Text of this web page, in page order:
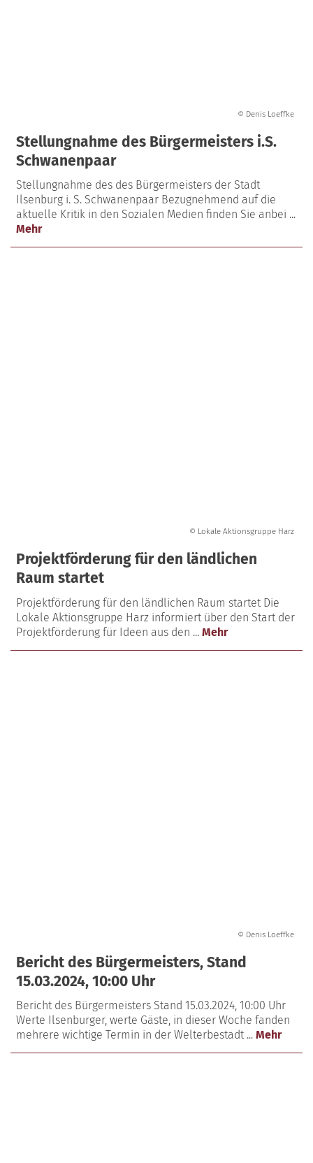
© Denis Loeffke
Stellungnahme des Bürgermeisters i.S.
Schwanenpaar
Stellungnahme des des Bürgermeisters der Stadt
Ilsenburg i. S. Schwanenpaar Bezugnehmend auf die
aktuelle Kritik in den Sozialen Medien finden Sie anbei ...
Mehr
© Lokale Aktionsgruppe Harz
Projektförderung für den ländlichen
Raum startet
Projektförderung für den ländlichen Raum startet Die
Lokale Aktionsgruppe Harz informiert über den Start der
Projektförderung für Ideen aus den ... Mehr
© Denis Loeffke
Bericht des Bürgermeisters, Stand
15.03.2024, 10:00 Uhr
Bericht des Bürgermeisters Stand 15.03.2024, 10:00 Uhr
Werte Ilsenburger, werte Gäste, in dieser Woche fanden
mehrere wichtige Termin in der Welterbestadt ... Mehr